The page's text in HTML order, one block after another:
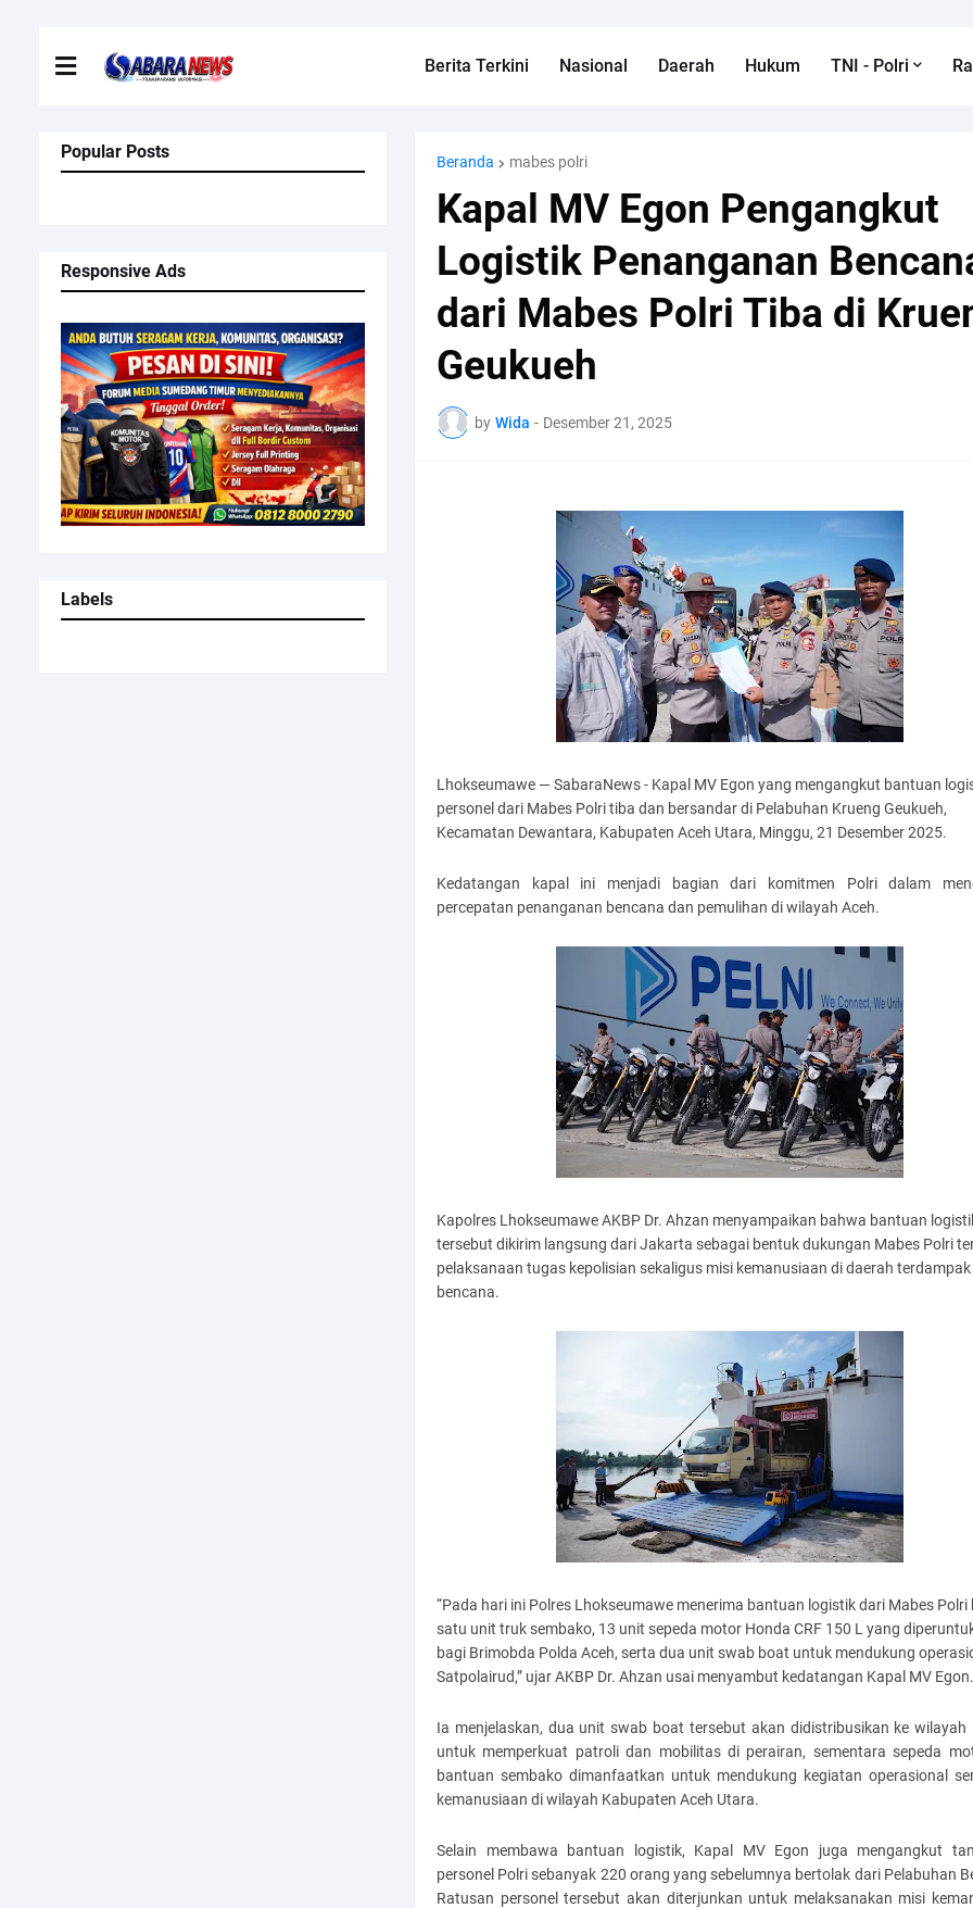
Berita Terkini Nasional Daerah Hukum TNI - Polri
Popular Posts
Responsive Ads
Labels
Beranda mabes polri
Kapal MV Egon Pengangkut
Logistik Penanganan
dari Mabes Polri Tiba di
Geukueh
by Wida - Desember 21, 2025
Lhokseumawe — SabaraNews - Kapal MV Egon yang mengangkut bantuan
personel dari Mabes Polri tiba dan bersandar di Pelabuhan Krueng Geukueh,
Kecamatan Dewantara, Kabupaten Aceh Utara, Minggu, 21 Desember 2025.
Kedatangan kapal ini menjadi bagian dari komitmen Polri dalam
percepatan penanganan bencana dan pemulihan di wilayah Aceh.
Kapolres Lhokseumawe AKBP Dr. Ahzan menyampaikan bahwa bantuan
tersebut dikirim langsung dari Jakarta sebagai bentuk dukungan Mabes Polri
pelaksanaan tugas kepolisian sekaligus misi kemanusiaan di daerah terdampak
bencana.
“Pada hari ini Polres Lhokseumawe menerima bantuan logistik dari Mabes Polri
satu unit truk sembako, 13 unit sepeda motor Honda CRF 150 L yang
bagi Brimobda Polda Aceh, serta dua unit swab boat untuk mendukung
Satpolairud,” ujar AKBP Dr. Ahzan usai menyambut kedatangan Kapal MV Egon.
Ia menjelaskan, dua unit swab boat tersebut akan didistribusikan ke wilayah
untuk memperkuat patroli dan mobilitas di perairan, sementara sepeda
bantuan sembako dimanfaatkan untuk mendukung kegiatan operasional
kemanusiaan di wilayah Kabupaten Aceh Utara.
Selain membawa bantuan logistik, Kapal MV Egon juga mengangkut
personel Polri sebanyak 220 orang yang sebelumnya bertolak dari Pelabuhan
Ratusan personel tersebut akan diterjunkan untuk melaksanakan misi